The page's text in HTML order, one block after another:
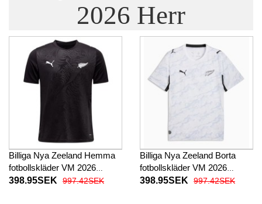
2026 Herr
Billiga Nya Zeeland Hemma
fotbollskläder VM 2026
Kortärmad
398.95SEK 997.42SEK
Billiga Nya Zeeland Borta
fotbollskläder VM 2026
Kortärmad
398.95SEK 997.42SEK